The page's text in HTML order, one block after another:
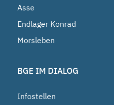
Asse
Endlager Konrad
Morsleben
BGE IM DIALOG
Infostellen